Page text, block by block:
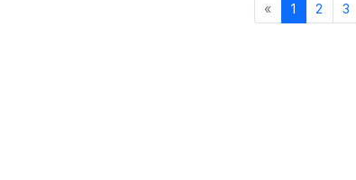
« 1 2 3